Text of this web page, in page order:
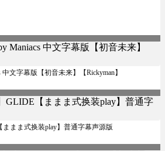
文字幕版【初音未来】【Rickyman】
ままま式换装play】普通字幕声源版